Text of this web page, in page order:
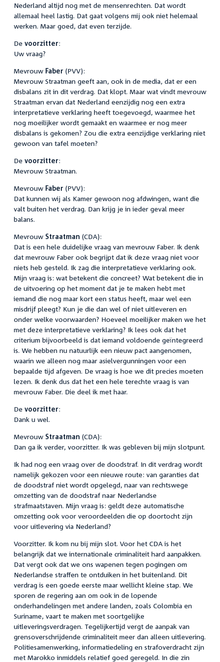
Nederland altijd nog met de mensenrechten. Dat wordt
allemaal heel lastig. Dat gaat volgens mij ook niet helemaal
werken. Maar goed, dat even terzijde.
De voorzitter:
Uw vraag?
Mevrouw Faber (PVV):
Mevrouw Straatman geeft aan, ook in de media, dat er een
disbalans zit in dit verdrag. Dat klopt. Maar wat vindt mevrouw
Straatman ervan dat Nederland eenzijdig nog een extra
interpretatieve verklaring heeft toegevoegd, waarmee het
nog moeilijker wordt gemaakt en waarmee er nog meer
disbalans is gekomen? Zou die extra eenzijdige verklaring niet
gewoon van tafel moeten?
De voorzitter:
Mevrouw Straatman.
Mevrouw Faber (PVV):
Dat kunnen wij als Kamer gewoon nog afdwingen, want die
valt buiten het verdrag. Dan krijg je in ieder geval meer
balans.
Mevrouw Straatman (CDA):
Dat is een hele duidelijke vraag van mevrouw Faber. Ik denk
dat mevrouw Faber ook begrijpt dat ik deze vraag niet voor
niets heb gesteld. Ik zag die interpretatieve verklaring ook.
Mijn vraag is: wat betekent die concreet? Wat betekent die in
de uitvoering op het moment dat je te maken hebt met
iemand die nog maar kort een status heeft, maar wel een
misdrijf pleegt? Kun je die dan wel of niet uitleveren en
onder welke voorwaarden? Hoeveel moeilijker maken we het
met deze interpretatieve verklaring? Ik lees ook dat het
criterium bijvoorbeeld is dat iemand voldoende geïntegreerd
is. We hebben nu natuurlijk een nieuw pact aangenomen,
waarin we alleen nog maar asielvergunningen voor een
bepaalde tijd afgeven. De vraag is hoe we dit precies moeten
lezen. Ik denk dus dat het een hele terechte vraag is van
mevrouw Faber. Die deel ik met haar.
De voorzitter:
Dank u wel.
Mevrouw Straatman (CDA):
Dan ga ik verder, voorzitter. Ik was gebleven bij mijn slotpunt.
Ik had nog een vraag over de doodstraf. In dit verdrag wordt
namelijk gekozen voor een nieuwe route: van garanties dat
de doodstraf niet wordt opgelegd, naar van rechtswege
omzetting van de doodstraf naar Nederlandse
strafmaatstaven. Mijn vraag is: geldt deze automatische
omzetting ook voor veroordeelden die op doortocht zijn
voor uitlevering via Nederland?
Voorzitter. Ik kom nu bij mijn slot. Voor het CDA is het
belangrijk dat we internationale criminaliteit hard aanpakken.
Dat vergt ook dat we ons wapenen tegen pogingen om
Nederlandse straffen te ontduiken in het buitenland. Dit
verdrag is een goede eerste maar wellicht kleine stap. We
sporen de regering aan om ook in de lopende
onderhandelingen met andere landen, zoals Colombia en
Suriname, vaart te maken met soortgelijke
uitleveringsverdragen. Tegelijkertijd vergt de aanpak van
grensoverschrijdende criminaliteit meer dan alleen uitlevering.
Politiesamenwerking, informatiedeling en strafoverdracht zijn
met Marokko inmiddels relatief goed geregeld. In die zin